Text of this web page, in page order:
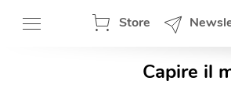
Store
Capire il